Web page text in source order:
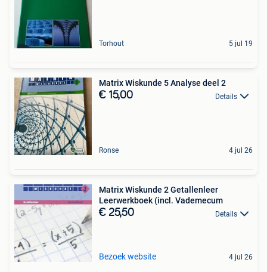
Torhout 5 jul 19
Matrix Wiskunde 5 Analyse deel 2
€ 15,00 Details
Ronse 4 jul 26
Matrix Wiskunde 2 Getallenleer
Leerwerkboek (incl. Vademecum
€ 25,50 Details
Bezoek website 4 jul 26